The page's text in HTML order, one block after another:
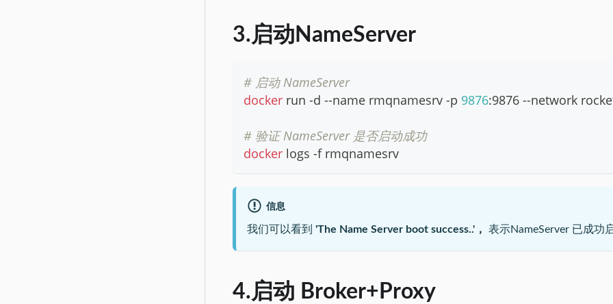
3.启动NameServer
# 启动 NameServer
docker run -d --name rmqnamesrv -p 9876:9876 --network
# 验证 NameServer 是否启动成功
docker logs -f rmqnamesrv
信息
我们可以看到 'The Name Server boot success..'， 表示NameServer 已成功
4.启动 Broker+Proxy